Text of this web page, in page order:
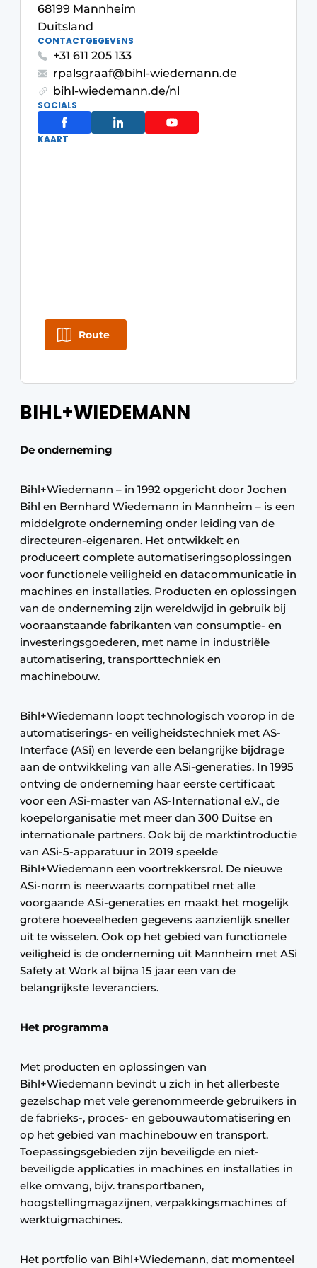
Privacy / Cookie statement
Vacature aanmelden
Vacatures
Video’s
BIHL+WIEDEMANN
De onderneming
Bihl+Wiedemann – in 1992 opgericht door Jochen
Bihl en Bernhard Wiedemann in Mannheim – is een
middelgrote onderneming onder leiding van de
directeuren-eigenaren. Het ontwikkelt en
produceert complete automatiseringsoplossingen
voor functionele veiligheid en datacommunicatie in
machines en installaties. Producten en oplossingen
van de onderneming zijn wereldwijd in gebruik bij
vooraanstaande fabrikanten van consumptie- en
investeringsgoederen, met name in industriële
automatisering, transporttechniek en
machinebouw.
Bihl+Wiedemann loopt technologisch voorop in de
automatiserings- en veiligheidstechniek met AS-
Interface (ASi) en leverde een belangrijke bijdrage
aan de ontwikkeling van alle ASi-generaties. In 1995
ontving de onderneming haar eerste certificaat
voor een ASi-master van AS-International e.V., de
koepelorganisatie met meer dan 300 Duitse en
internationale partners. Ook bij de marktintroductie
van ASi-5-apparatuur in 2019 speelde
Bihl+Wiedemann een voortrekkersrol. De nieuwe
ASi-norm is neerwaarts compatibel met alle
voorgaande ASi-generaties en maakt het mogelijk
grotere hoeveelheden gegevens aanzienlijk sneller
uit te wisselen. Ook op het gebied van functionele
veiligheid is de onderneming uit Mannheim met ASi
Safety at Work al bijna 15 jaar een van de
belangrijkste leveranciers.
Het programma
Met producten en oplossingen van
Bihl+Wiedemann bevindt u zich in het allerbeste
gezelschap met vele gerenommeerde gebruikers in
de fabrieks-, proces- en gebouwautomatisering en
op het gebied van machinebouw en transport.
Toepassingsgebieden zijn beveiligde en niet-
beveiligde applicaties in machines en installaties in
elke omvang, bijv. transportbanen,
hoogstellingmagazijnen, verpakkingsmachines of
werktuigmachines.
Het portfolio van Bihl+Wiedemann, dat momenteel
68199 Mannheim
Duitsland
CONTACTGEGEVENS
+31 611 205 133
rpalsgraaf@bihl-wiedemann.de
bihl-wiedemann.de/nl
SOCIALS
KAART
Route